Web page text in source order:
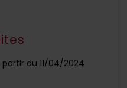
du 11/04/2024